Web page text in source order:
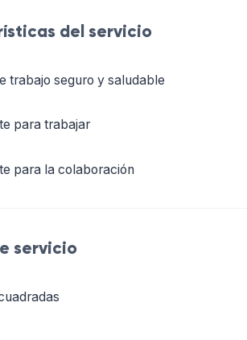
del servicio
trabajo seguro y saludable
para trabajar
para la colaboración
servicio